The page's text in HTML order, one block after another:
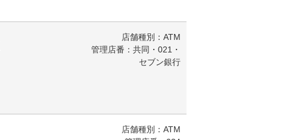
店舗種別：ATM
管理店番：共同・021・
セブン銀行
店舗種別：ATM